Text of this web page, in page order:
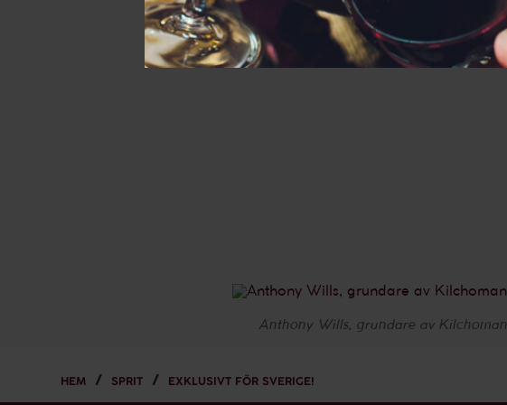
Anthony Wills, grundare av Kilchoman
HEM SPRIT EXKLUSIVT FÖR SVERIGE!